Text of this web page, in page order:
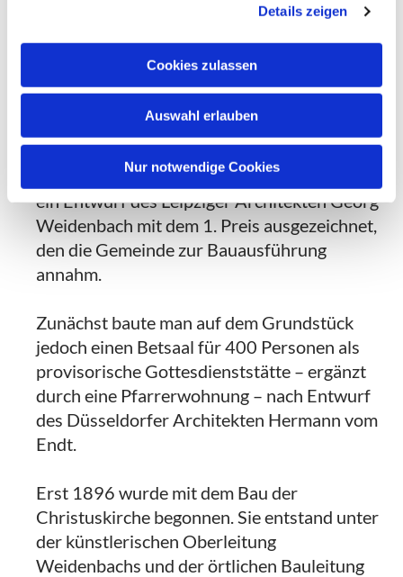
Details zeigen
Cookies zulassen
Auswahl erlauben
Nur notwendige Cookies
Gemeinde zwei Grundstücke, davon eines an
Architektenwettbewerbe ausgelobt, die für
Teilnehmer aus ganz Deutschland offen
waren. Für Oberbilk wurde vom Preisgericht
ein Entwurf des Leipziger Architekten Georg
Weidenbach mit dem 1. Preis ausgezeichnet,
den die Gemeinde zur Bauausführung
annahm.
Zunächst baute man auf dem Grundstück
jedoch einen Betsaal für 400 Personen als
provisorische Gottesdienststätte – ergänzt
durch eine Pfarrerwohnung – nach Entwurf
des Düsseldorfer Architekten Hermann vom
Endt.
Erst 1896 wurde mit dem Bau der
Christuskirche begonnen. Sie entstand unter
der künstlerischen Oberleitung
Weidenbachs und der örtlichen Bauleitung